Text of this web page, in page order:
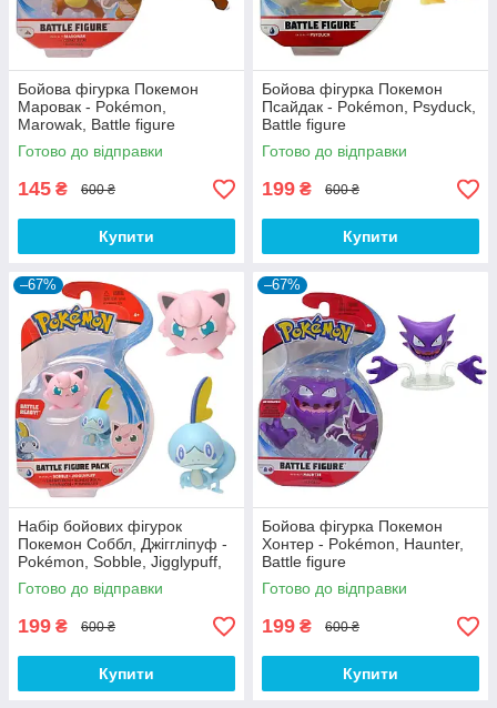
Бойова фігурка Покемон
Маровак - Pokémon,
Marowak, Battle figure
Готово до відправки
145 ₴ 600 ₴
Купити
Бойова фігурка Покемон
Псайдак - Pokémon, Psyduck,
Battle figure
Готово до відправки
199 ₴ 600 ₴
Купити
–67%
Набір бойових фігурок
Покемон Соббл, Джіггліпуф -
Pokémon, Sobble, Jigglypuff,
Battle figure pack
Готово до відправки
199 ₴ 600 ₴
Купити
–67%
Бойова фігурка Покемон
Хонтер - Pokémon, Haunter,
Battle figure
Готово до відправки
199 ₴ 600 ₴
Купити